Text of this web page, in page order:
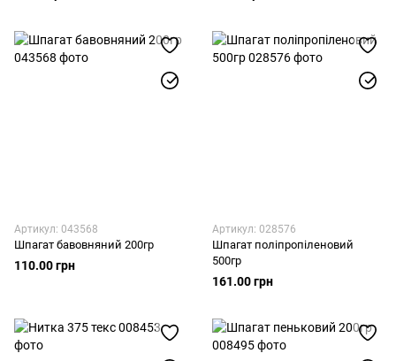
Артикул: 043568
Шпагат бавовняний 200гр
110.00 грн
Артикул: 028576
Шпагат поліпропіленовий
500гр
161.00 грн